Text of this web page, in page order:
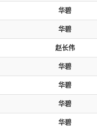
华碧
华碧
赵长伟
华碧
华碧
华碧
华碧